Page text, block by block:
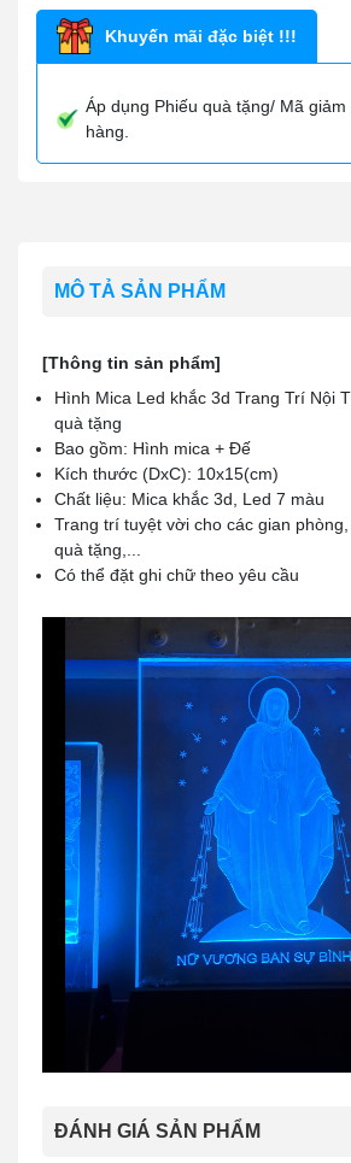
Khuyến mãi đặc biệt !!!
Áp dụng Phiếu quà tặng/ Mã
hàng.
MÔ TẢ SẢN PHẨM
[Thông tin sản phẩm]
Hình Mica Led khắc 3d Trang Trí Nội
quà tặng
Bao gồm: Hình mica + Đế
Kích thước (DxC): 10x15(cm)
Chất liệu: Mica khắc 3d, Led 7 màu
Trang trí tuyệt vời cho các gian phòng,
quà tặng,...
Có thể đặt ghi chữ theo yêu cầu
ĐÁNH GIÁ SẢN PHẨM